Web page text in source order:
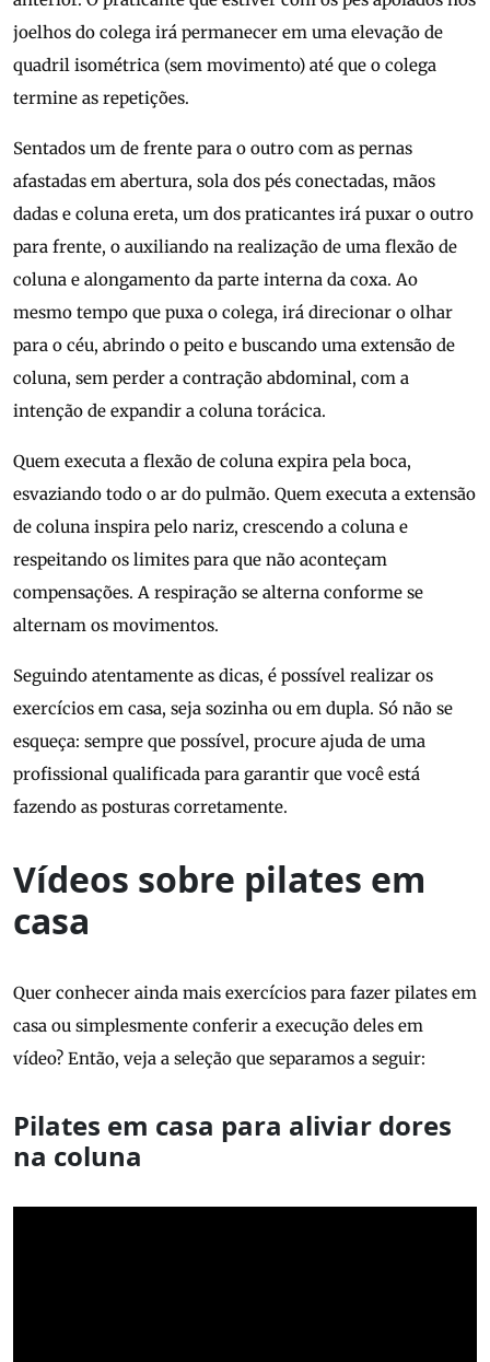
joelhos do colega irá permanecer em uma elevação de
quadril isométrica (sem movimento) até que o colega
termine as repetições.
Sentados um de frente para o outro com as pernas
afastadas em abertura, sola dos pés conectadas, mãos
dadas e coluna ereta, um dos praticantes irá puxar o outro
para frente, o auxiliando na realização de uma flexão de
coluna e alongamento da parte interna da coxa. Ao
mesmo tempo que puxa o colega, irá direcionar o olhar
para o céu, abrindo o peito e buscando uma extensão de
coluna, sem perder a contração abdominal, com a
intenção de expandir a coluna torácica.
Quem executa a flexão de coluna expira pela boca,
esvaziando todo o ar do pulmão. Quem executa a extensão
de coluna inspira pelo nariz, crescendo a coluna e
respeitando os limites para que não aconteçam
compensações. A respiração se alterna conforme se
alternam os movimentos.
Seguindo atentamente as dicas, é possível realizar os
exercícios em casa, seja sozinha ou em dupla. Só não se
esqueça: sempre que possível, procure ajuda de uma
profissional qualificada para garantir que você está
fazendo as posturas corretamente.
Vídeos sobre pilates em
casa
Quer conhecer ainda mais exercícios para fazer pilates em
casa ou simplesmente conferir a execução deles em
vídeo? Então, veja a seleção que separamos a seguir:
Pilates em casa para aliviar dores
na coluna